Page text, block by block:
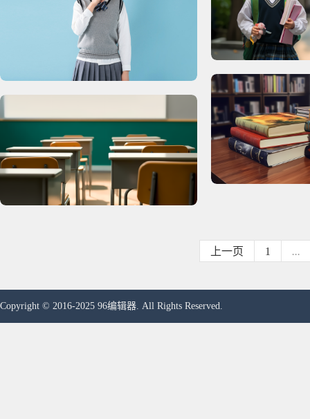
上一页 1 ...
Copyright © 2016-2025 96编辑器. All Rights Reserved.